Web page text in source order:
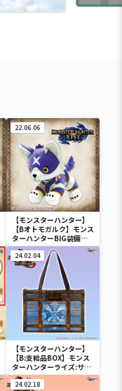
22.06.06
【モンスターハンター】
【Bオトモガルク】モンス
ターハンターBIG装備ぬ
いぐるみ
24.02.04
【モンスターハンター】
【B:支給品BOX】モンス
ターハンターライズ:サン
ブレイク トートバッグ
24.02.18